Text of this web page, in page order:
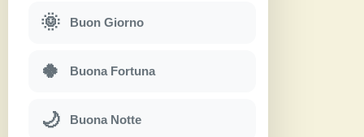
🌞 Buon Giorno
🍀 Buona Fortuna
🌙 Buona Notte